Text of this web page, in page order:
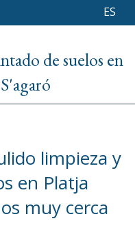
ES
de suelos en
limpieza y
en Platja
muy cerca